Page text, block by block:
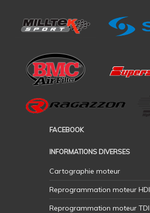
FACEBOOK
INFORMATIONS DIVERSES
Cartographie moteur
Reprogrammation moteur HDI
Reprogrammation moteur TDI